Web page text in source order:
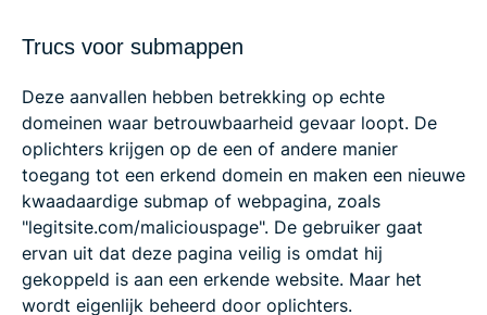
Trucs voor submappen
Deze aanvallen hebben betrekking op echte
domeinen waar betrouwbaarheid gevaar loopt. De
oplichters krijgen op de een of andere manier
toegang tot een erkend domein en maken een nieuwe
kwaadaardige submap of webpagina, zoals
"legitsite.com/maliciouspage". De gebruiker gaat
ervan uit dat deze pagina veilig is omdat hij
gekoppeld is aan een erkende website. Maar het
wordt eigenlijk beheerd door oplichters.